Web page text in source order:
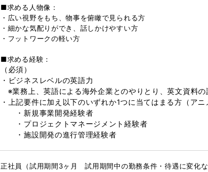
■求める人物像：
・広い視野をもち、物事を俯瞰で見られる方
・細かな気配りができ、話しかけやすい方
・フットワークの軽い方
■求める経験：
（必須）
・ビジネスレベルの英語力
※業務上、英語による海外企業とのやりとり、英文資料の
・ 上記要件に加え以下のいずれか1つに当てはまる方（アニ
・新規事業開発経験者
・プロジェクトマネージメント経験者
・施設開発の進行管理経験者
正社員（試用期間3ヶ月 試用期間中の勤務条件・待遇に変化な